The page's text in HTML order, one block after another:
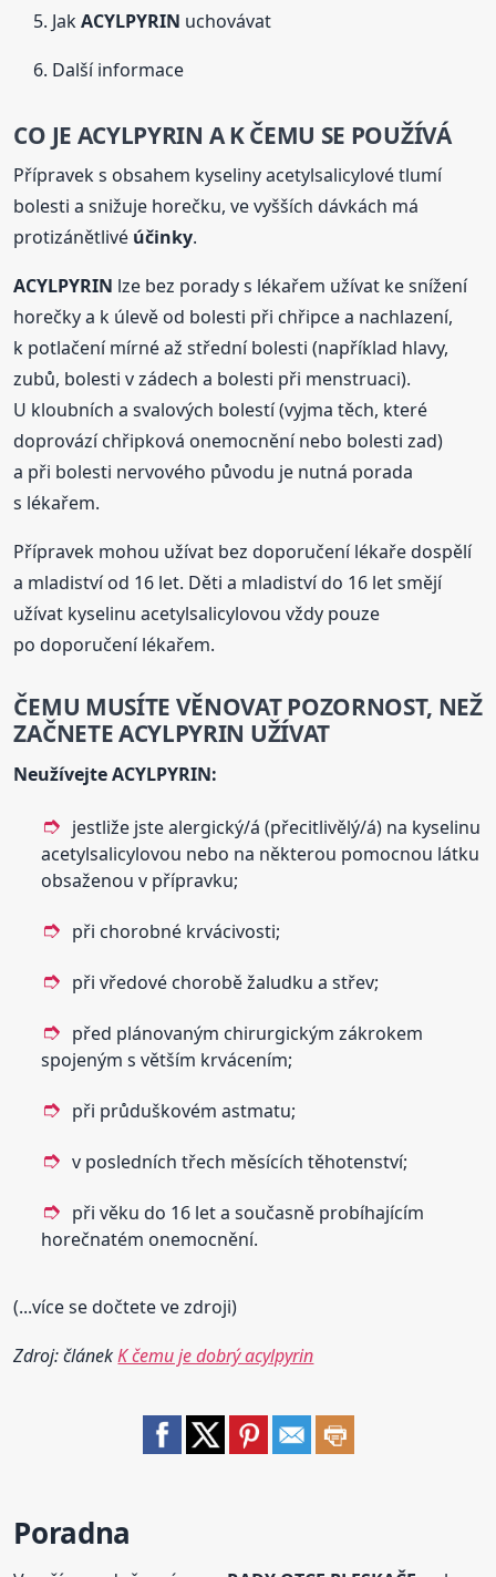
JakACYLPYRIN uchovávat
Další informace
CO JE ACYLPYRIN A K ČEMU SE POUŽÍVÁ
Přípravek s obsahem kyseliny acetylsalicylové tlumí
bolesti a snižuje horečku, ve vyšších dávkách má
protizánětlivé účinky.
ACYLPYRIN lze bez porady s lékařem užívat ke snížení
horečky a k úlevě od bolesti při chřipce a nachlazení,
k potlačení mírné až střední bolesti (například hlavy,
zubů, bolesti v zádech a bolesti při menstruaci).
U kloubních a svalových bolestí (vyjma těch, které
doprovází chřipková onemocnění nebo bolesti zad)
a při bolesti nervového původu je nutná porada
s lékařem.
Přípravek mohou užívat bez doporučení lékaře dospělí
a mladiství od 16 let. Děti a mladiství do 16 let smějí
užívat kyselinu acetylsalicylovou vždy pouze
po doporučení lékařem.
ČEMU MUSÍTE VĚNOVAT POZORNOST, NEŽ
ZAČNETEACYLPYRIN UŽÍVAT
NeužívejteACYLPYRIN:
jestliže jste alergický/á (přecitlivělý/á) na kyselinu
acetylsalicylovou nebo na některou pomocnou látku
obsaženou v přípravku;
při chorobné krvácivosti;
při vředové chorobě žaludku a střev;
před plánovaným chirurgickým zákrokem
spojeným s větším krvácením;
při průduškovém astmatu;
v posledních třech měsících těhotenství;
při věku do 16 let a současně probíhajícím
horečnatém onemocnění.
(...více se dočtete ve zdroji)
Zdroj: článekK čemu je dobrý acylpyrin
Poradna